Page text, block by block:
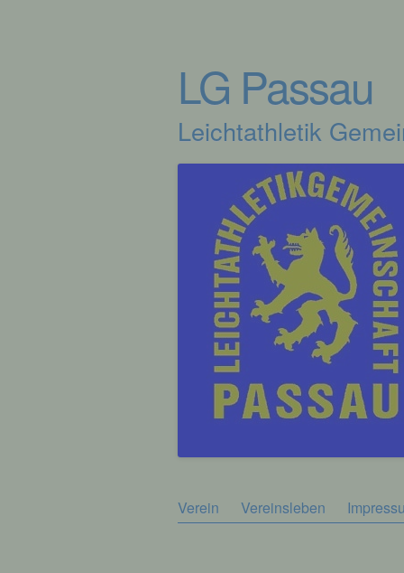
LG Passau
Leichtathletik
Zum
Verein Vereinsleben